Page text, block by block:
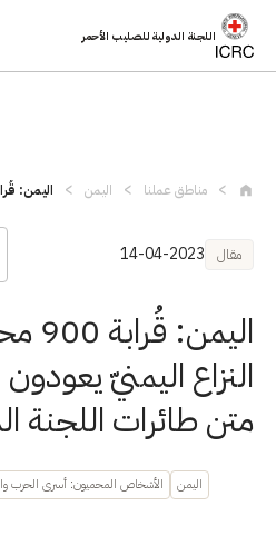
اللجنة الدولية للصليب الأحمر
مناطق عملنا اليمن اليمن: قُرابة 900 محتجز بسبب
مقال 14-04-2023
النزاع اليمنيّ
متن طائرات اللجنة
اليمن الأشخاص المحميون: أسرى الحرب